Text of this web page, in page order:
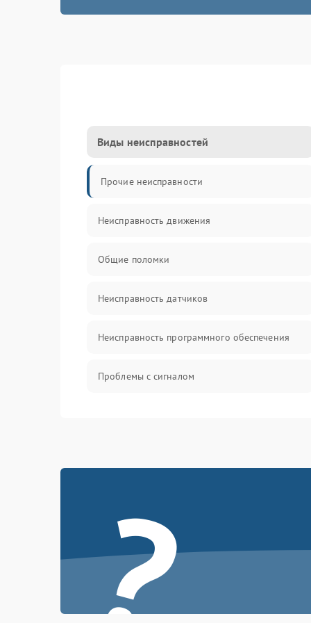
Виды неисправностей
Прочие неисправности
Неисправность движения
Общие поломки
Неисправность датчиков
Неисправность программного обеспечения
Проблемы с сигналом
Проблемы с механикой
Режим работы
Программные сбои
?